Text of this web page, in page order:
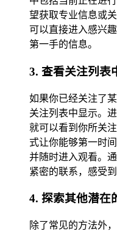
望获取专业信息或
可以直接进入感兴
第一手的信息。
3. 查看关注列表
如果你已经关注了
关注列表中显示。
就可以看到你所关
式让你能够第一时
并随时进入观看。
紧密的联系，感受
4. 探索其他潜在
除了常见的方法外